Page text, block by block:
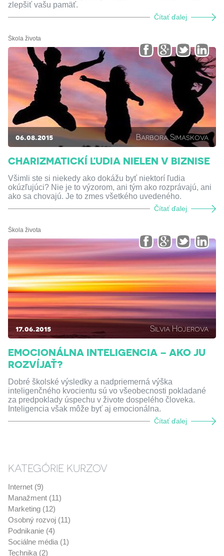
zlepšiť vašu pamäť.
Čítať ďalej
Škola života
06.08.2015 Barbora Simaskova
CHARIZMATICKÍ ĽUDIA NIELEN V BIZNISE
Všimli ste si niekedy ako dokážu byť niektorí ľudia
okúzľujúci? Nie je to výzorom, ani tým ako rozprávajú, ani
ako sa chovajú. Je to zmes všetkého uvedeného.
Čítať ďalej
Škola života
17.06.2015 Silvia Hojerova
EMOCIONÁLNA INTELIGENCIA – AKO JU
ROZVÍJAŤ?
Dobré školské výsledky a nadpriemerná výška
inteligenčného kvocientu sú vo všeobecnosti pokladané
za predpoklady úspechu v živote dospelého človeka.
Inteligencia však môže byť aj emocionálna.
Čítať ďalej
KATEGÓRIE KURZOV
Internet (9)
Manažment (11)
Marketing (12)
Osobný rozvoj (11)
Podnikanie (4)
Sociálne média (1)
Technika (2)